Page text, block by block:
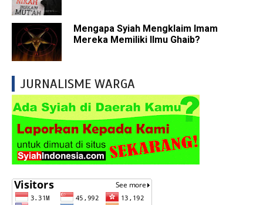
Mengapa Syiah Mengklaim Imam
Mereka Memiliki Ilmu Ghaib?
JURNALISME WARGA